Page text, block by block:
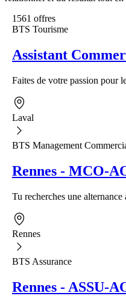
1561 offres
BTS Tourisme
Assistant
Faites de votre passion pour
Laval
BTS Management
Rennes - MCO-
Tu recherches une
Rennes
BTS Assurance
Rennes - ASSU-